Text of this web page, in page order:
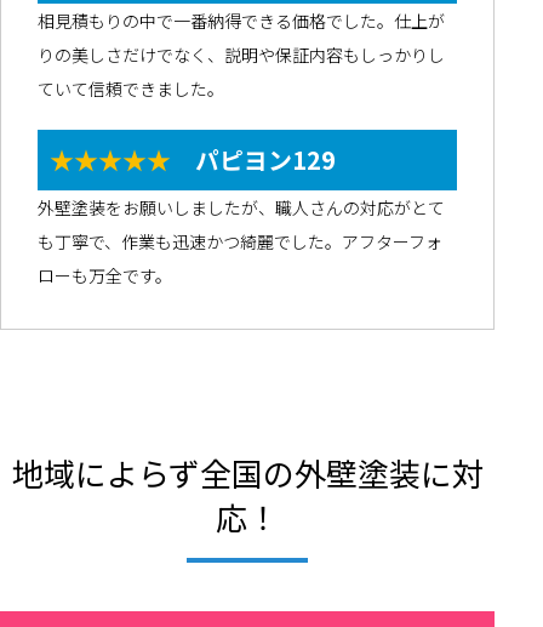
相見積もりの中で一番納得できる価格でした。仕上が
りの美しさだけでなく、説明や保証内容もしっかりし
ていて信頼できました。
★★★★★ パピヨン129
外壁塗装をお願いしましたが、職人さんの対応がとて
も丁寧で、作業も迅速かつ綺麗でした。アフターフォ
ローも万全です。
地域によらず全国の外壁塗装に対
応！